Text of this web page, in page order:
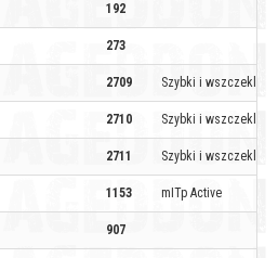
192
273
2709 Szybki i wszczekli
2710 Szybki i wszczekli
2711 Szybki i wszczekli
1153 mITp Active
907